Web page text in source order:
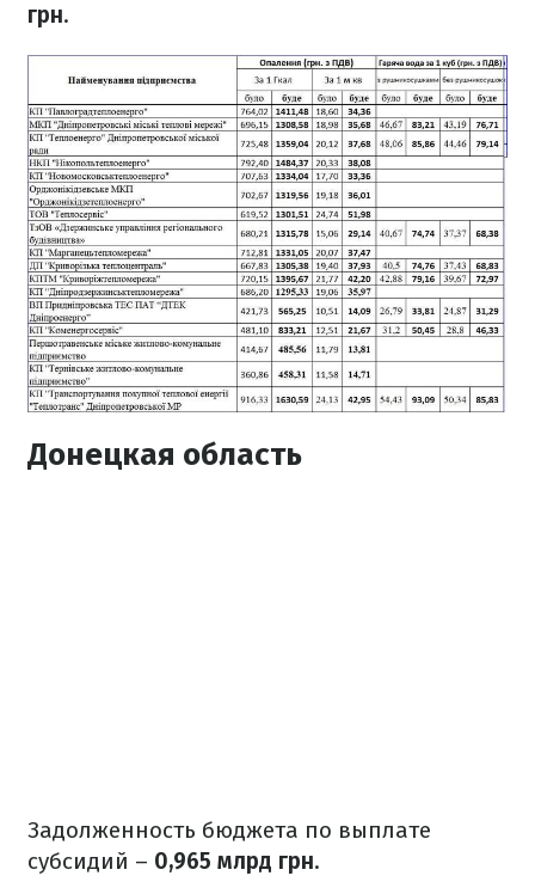
грн.
Донецкая область
Задолженность бюджета по выплате
субсидий – 0,965 млрд грн.